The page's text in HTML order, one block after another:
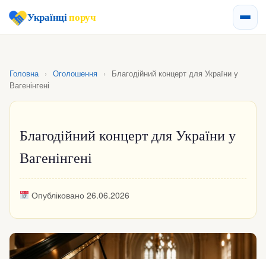
Українціпоруч
Головна › Оголошення ›
Благодійний концерт для України у
Вагенінгені
Благодійний концерт для України у
Вагенінгені
Опубліковано 26.06.2026